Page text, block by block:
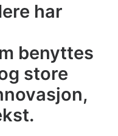
har
benyttes
store